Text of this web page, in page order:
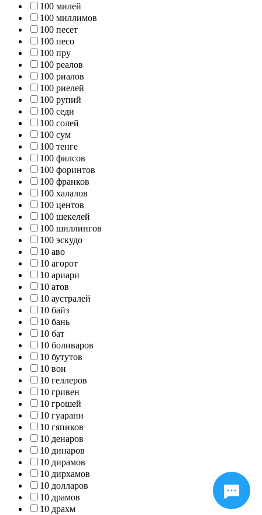
100 милей
100 миллимов
100 песет
100 песо
100 пру
100 реалов
100 риалов
100 риелей
100 рупий
100 седи
100 солей
100 сум
100 тенге
100 филсов
100 форинтов
100 франков
100 халалов
100 центов
100 шекелей
100 шиллингов
100 эскудо
10 аво
10 агорот
10 ариари
10 атов
10 аустралей
10 байз
10 бань
10 бат
10 боливаров
10 бутутов
10 вон
10 геллеров
10 гривен
10 грошей
10 гуарани
10 гяпиков
10 денаров
10 динаров
10 дирамов
10 дирхамов
10 долларов
10 драмов
10 драхм